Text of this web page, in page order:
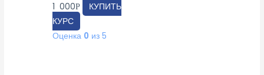
1 000Р
КУПИТЬ
КУРС
Оценка 0 из 5